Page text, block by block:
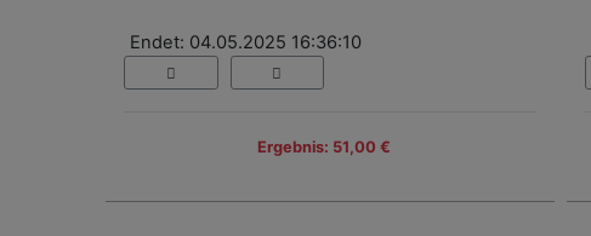
Endet: 04.05.2025 16:36:10
Ergebnis: 51,00 €